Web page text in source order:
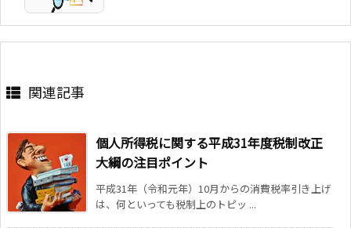
関連記事
個人所得税に関する平成31年度税制改正
大綱の注目ポイント
平成31年（令和元年）10月からの消費税率引き上げ
は、何といっても税制上のトピッ ...